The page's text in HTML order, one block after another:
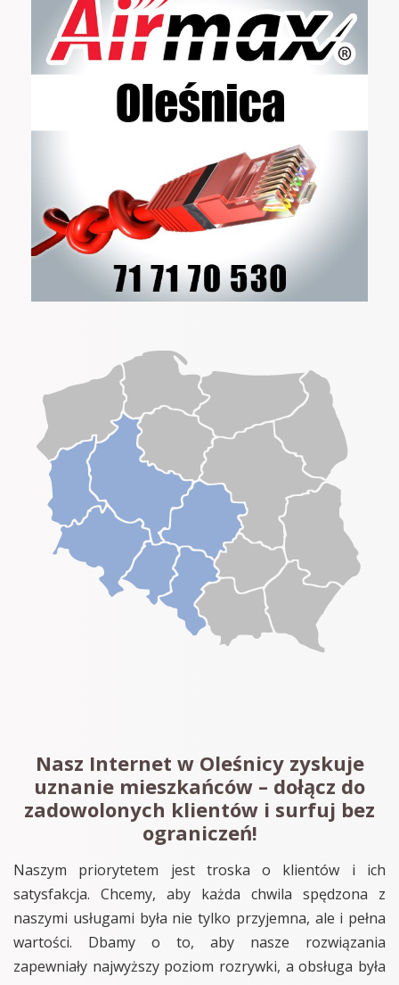
Nasz Internet w Oleśnicy zyskuje
uznanie mieszkańców – dołącz do
zadowolonych klientów i surfuj bez
ograniczeń!
Naszym priorytetem jest troska o klientów i ich
satysfakcja. Chcemy, aby każda chwila spędzona z
naszymi usługami była nie tylko przyjemna, ale i pełna
wartości. Dbamy o to, aby nasze rozwiązania
zapewniały najwyższy poziom rozrywki, a obsługa była